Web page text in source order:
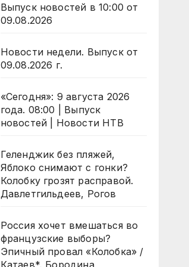
Выпуск новостей в 10:00 от
09.08.2026
Новости недели. Выпуск от
09.08.2026 г.
«Сегодня»: 9 августа 2026
года. 08:00 | Выпуск
новостей | Новости НТВ
Геленджик без пляжей,
Яблоко снимают с гонки?
Колобку грозят расправой.
Давлетгильдеев, Рогов
Россия хочет вмешаться во
французские выборы?
Эпичный провал «Колобка» /
Катаев*, Бородина